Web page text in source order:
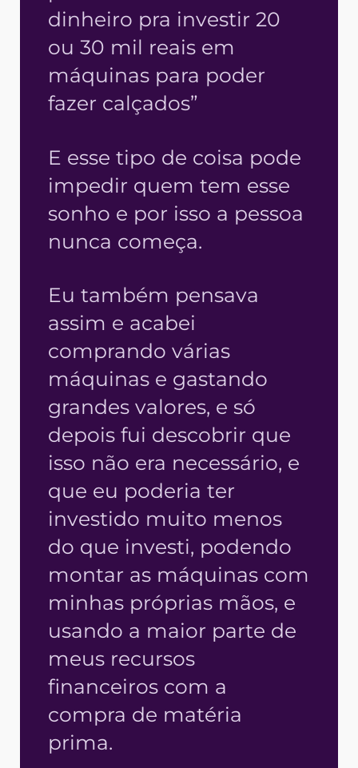
dinheiro pra investir 20
ou 30 mil reais em
máquinas para poder
fazer calçados”
E esse tipo de coisa pode
impedir quem tem esse
sonho e por isso a pessoa
nunca começa.
Eu também pensava
assim e acabei
comprando várias
máquinas e gastando
grandes valores, e só
depois fui descobrir que
isso não era necessário, e
que eu poderia ter
investido muito menos
do que investi, podendo
montar as máquinas com
minhas próprias mãos, e
usando a maior parte de
meus recursos
financeiros com a
compra de matéria
prima.